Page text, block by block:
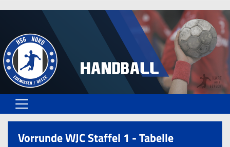
Home
Vorrunde WJC Staffel 1 - Tabelle